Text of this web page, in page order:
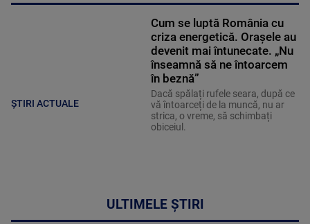
ȘTIRI ACTUALE
Cum se luptă România cu
criza energetică. Orașele au
devenit mai întunecate. „Nu
înseamnă să ne întoarcem
în beznă”
Dacă spălați rufele seara, după ce
vă întoarceți de la muncă, nu ar
strica, o vreme, să schimbați
obiceiul.
ULTIMELE ȘTIRI